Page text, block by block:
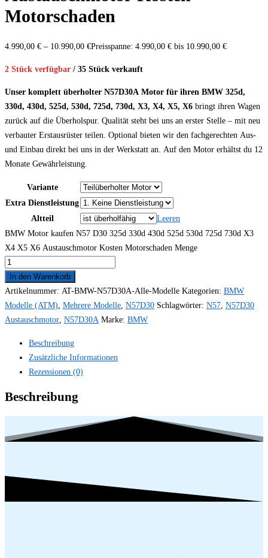
Motorschaden
4.990,00 € – 10.990,00 €Preisspanne: 4.990,00 € bis 10.990,00 €
2 Stück verfügbar / 35 Stück verkauft
Unser komplett überholter N57D30A Motor für ihren BMW 325d,
330d, 430d, 525d, 530d, 725d, 730d, X3, X4, X5, X6 bringt ihren Wagen
zurück auf die Überholspur. Qualität steht bei uns an erster Stelle – mit neu
verbauter Erstausrüster teilen. Optional bieten wir den fachgerechten Aus-
und Einbau direkt bei uns in der Werkstatt an. Auf den Motor erhältst du 12
Monate Gewährleistung.
Variante
Extra Dienstleistung
Altteil
Leeren
BMW Motor kaufen N57 D30 325d 330d 430d 525d 530d 725d 730d X3
X4 X5 X6 Austauschmotor Kosten Motorschaden Menge
In den Warenkorb
Artikelnummer: AT-BMW-N57D30A-Alle-Modelle Kategorien: BMW
Modelle (ATM), Mehrere Modelle, N57D30 Schlagwörter: N57, N57D30
Austauschmotor, N57D30A Marke: BMW
Beschreibung
Zusätzliche Informationen
Rezensionen (0)
Beschreibung